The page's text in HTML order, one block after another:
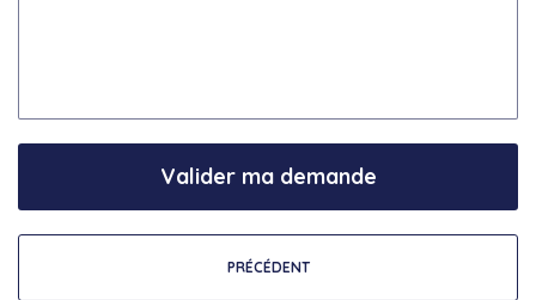
PRÉCÉDENT
Valider ma demande